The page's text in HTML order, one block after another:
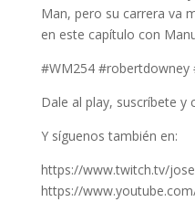
Man, pero su carrera va
en este capítulo con
#WM254
Dale al play, suscríbete y
Y síguenos también en:
https://www.twitch.tv/
https://